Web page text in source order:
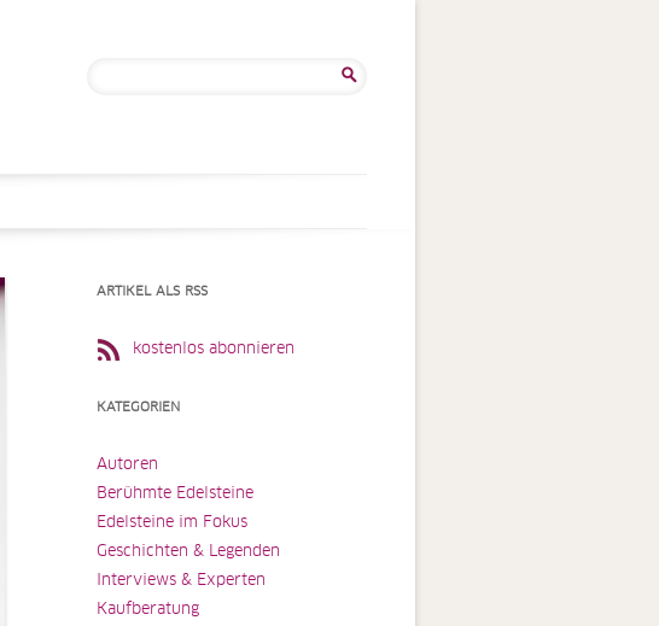
ARTIKEL ALS RSS
kostenlos abonnieren
KATEGORIEN
Autoren
Berühmte Edelsteine
Edelsteine im Fokus
Geschichten & Legenden
Interviews & Experten
Kaufberatung